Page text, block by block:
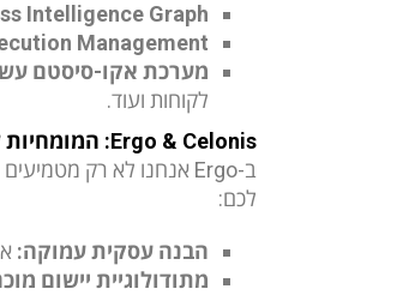
Intelligence Graph
Management
מערכת אקו-סיסטם
לקוחות ועוד.
Ergo & Celonis
:
לכם:
הבנה עסקית עמוקה:
מתודולוגיית יישום